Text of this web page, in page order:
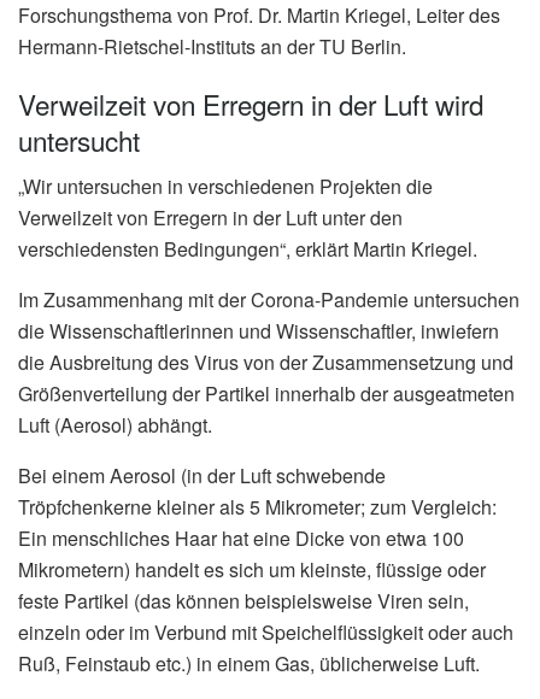
Forschungsthema von Prof. Dr. Martin Kriegel, Leiter des
Hermann-Rietschel-Instituts an der TU Berlin.
Verweilzeit von Erregern in der Luft wird
untersucht
„Wir untersuchen in verschiedenen Projekten die
Verweilzeit von Erregern in der Luft unter den
verschiedensten Bedingungen“, erklärt Martin Kriegel.
Im Zusammenhang mit der Corona-Pandemie untersuchen
die Wissenschaftlerinnen und Wissenschaftler, inwiefern
die Ausbreitung des Virus von der Zusammensetzung und
Größenverteilung der Partikel innerhalb der ausgeatmeten
Luft (Aerosol) abhängt.
Bei einem Aerosol (in der Luft schwebende
Tröpfchenkerne kleiner als 5 Mikrometer; zum Vergleich:
Ein menschliches Haar hat eine Dicke von etwa 100
Mikrometern) handelt es sich um kleinste, flüssige oder
feste Partikel (das können beispielsweise Viren sein,
einzeln oder im Verbund mit Speichelflüssigkeit oder auch
Ruß, Feinstaub etc.) in einem Gas, üblicherweise Luft.